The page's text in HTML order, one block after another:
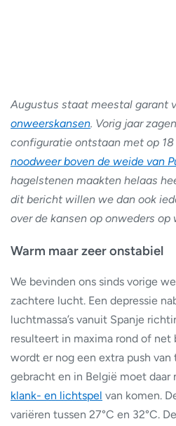
Augustus staat meestal garant
onweerskansen. Vorig jaar
configuratie ontstaan met op 18
noodweer boven de weide van
hagelstenen maakten helaas
dit bericht willen we dan ook
over de kansen op onweders op
Warm maar zeer onstabiel
We bevinden ons sinds vorige
zachtere lucht. Een depressie
luchtmassa’s vanuit Spanje
resulteert in maxima rond of net
wordt er nog een extra push
gebracht en in België moet
klank- en lichtspel van komen.
variëren tussen 27°C en 32°C.